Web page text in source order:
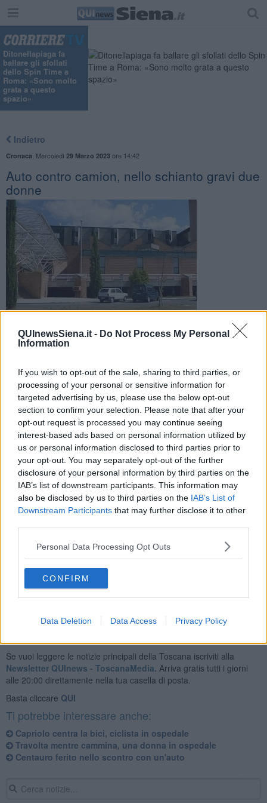
QUInewsSiena.it - Do Not Process My Personal
Information
If you wish to opt-out of the sale, sharing to third parties, or
processing of your personal or sensitive information for
targeted advertising by us, please use the below opt-out
section to confirm your selection. Please note that after your
opt-out request is processed you may continue seeing
interest-based ads based on personal information utilized by
us or personal information disclosed to third parties prior to
your opt-out. You may separately opt-out of the further
disclosure of your personal information by third parties on the
IAB’s list of downstream participants. This information may
also be disclosed by us to third parties on the IAB’s List of
Downstream Participants that may further disclose it to other
Personal Data Processing Opt Outs
CONFIRM
Data Deletion Data Access Privacy Policy
Ditonellapiaga fa
ballare gli sfollati
dello Spin Time a
Roma: «Sono molto
grata a questo
spazio»
Indietro
Cronaca Mercoledì 29 Marzo 2023ore 14:42
Auto contro camion, nello schianto gravi due
donne
Si tratta di una 35enne in codice giallo e di una 60enne in
condizioni più serie. Entrambe trasferite dai sanitari del 118 a
Nottola
MONTEPULCIANO —I mezzi del 118 della Asl Toscana sud est
sono intervenuti pochi minuti dopo le 13 per un incidente in via
Sangallo a Montepulciano che ha coinvolto un mezzo pesante e un
auto.
Due persone sono state trasportate al Pronto Soccorso
dell’ospedale di Nottola. Si tratta di una donna di 35 anni in codice
giallo e una donna di 60 anni in codice rosso.
Sul posto l’automedica di Montepulciano, le ambulanze delle
Misericordie di Montepulciano e di Acquaviva e la Polizia
Municipale.
Se vuoi leggere le notizie principali della Toscana iscriviti alla
Newsletter QUInews - ToscanaMedia. Arriva gratis tutti i giorni
alle 20:00 direttamente nella tua casella di posta.
Basta cliccare QUI
Ti potrebbe interessare anche:
Capriolo centra la bici, ciclista in ospedale
Travolta mentre cammina, una donna in ospedale
Centauro ferito nello scontro con un'auto